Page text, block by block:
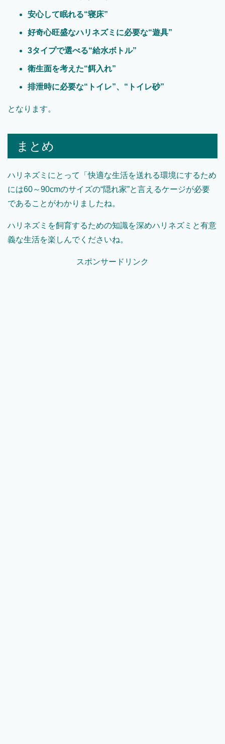
安心して眠れる“寝床”
好奇心旺盛なハリネズミに必要な“遊具”
3タイプで選べる“給水ボトル”
衛生面を考えた“餌入れ”
排泄時に必要な“トイレ”、“トイレ砂”
となります。
まとめ
ハリネズミにとって「快適な生活を送れる環境にするため
には60～90cmのサイズの“隠れ家”と言えるケージが必要
であることがわかりましたね。
ハリネズミを飼育するための知識を深めハリネズミと有意
義な生活を楽しんでくださいね。
スポンサードリンク